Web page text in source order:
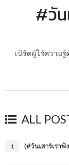
#วั
เนิร์ดผู้ไร้ความ
ALL
1